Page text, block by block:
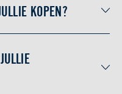
KOPEN?